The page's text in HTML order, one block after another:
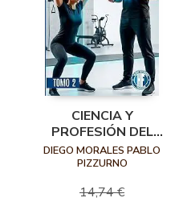
CIENCIA Y
PROFESIÓN DEL
ENTRENAMIENTO
PERSONAL: TOMO
DIEGO MORALES PABLO
PIZZURNO
14,74 €